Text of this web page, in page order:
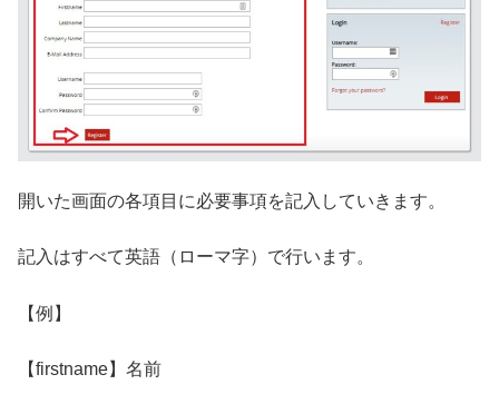
開いた画面の各項目に必要事項を記入していきます。
記入はすべて英語（ローマ字）で行います。
【例】
【firstname】名前